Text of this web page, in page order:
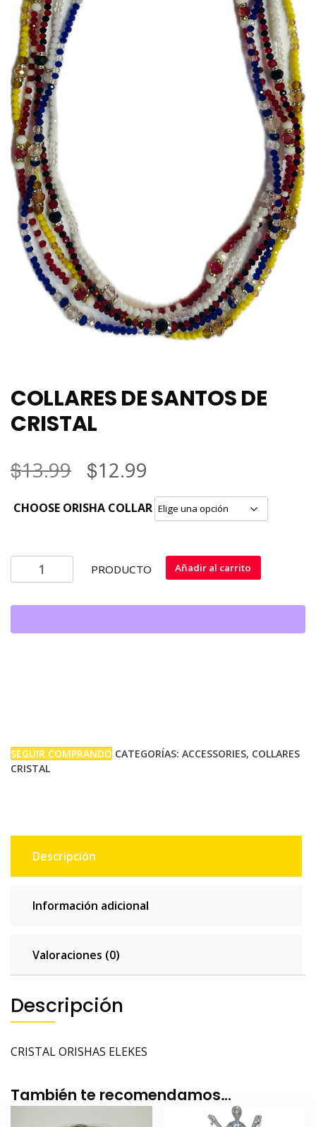
COLLARES DE SANTOS DE
CRISTAL
$13.99
El
precio
era:
$13.99.
$12.99
precio
es:
$12.99.
CHOOSE ORISHA COLLAR
COLLARES
DE
CRISTAL
PRODUCTO Añadir al carrito
SEGUIR COMPRANDO CATEGORÍAS: ACCESSORIES, COLLARES
CRISTAL
Descripción
Información adicional
Valoraciones (0)
Descripción
CRISTAL ORISHAS ELEKES
También te recomendamos…